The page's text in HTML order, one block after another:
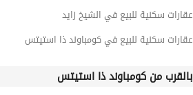
عقارات سكنية للبيع في الشيخ زايد
عقارات سكنية للبيع في كومباوند ذا استيتس
بالقرب من كومباوند ذا استيتس